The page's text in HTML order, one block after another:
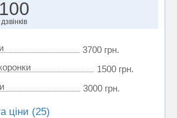
100
дзвінків
3700 грн.
1500 грн.
3000 грн.
ціни (25)